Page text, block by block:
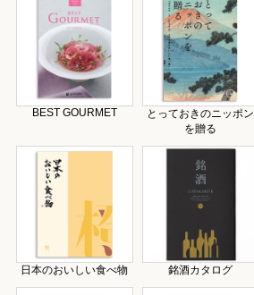
BEST GOURMET
とっておきのニッポン
を贈る
日本のおいしい食べ物 銘酒カタログ